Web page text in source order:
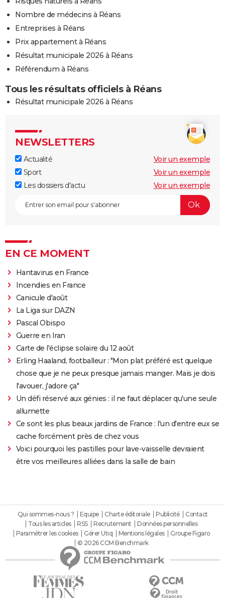
Nombre de médecins à Réans
Entreprises à Réans
Prix appartement à Réans
Résultat municipale 2026 à Réans
Référendum à Réans
Tous les résultats officiels à Réans
Résultat municipale 2026 à Réans
NEWSLETTERS
Actualité
Voir un exemple
Sport
Voir un exemple
Les dossiers d'actu
Voir un exemple
EN CE MOMENT
Hantavirus en France
Incendies en France
Canicule d'août
La Liga sur DAZN
Pascal Obispo
Guerre en Iran
Carte de l'éclipse solaire du 12 août
Erling Haaland, footballeur : "Mon plat préféré est quelque
chose que je ne peux presque jamais manger. Mais je dois
l'avouer, j'adore ça"
Un défi réservé aux génies : il ne faut déplacer qu'une seule
allumette
Ce sont les plus beaux jardins de France : l'un d'entre eux se
cache forcément près de chez vous
Voici pourquoi les pastilles pour lave-vaisselle devraient
être vos meilleures alliées dans la salle de bain
Qui sommes-nous ? Equipe Charte éditoriale Publicité
Contact
Tous les articles
RSS Recrutement
Données personnelles
Paramétrer les cookies
Gérer Utiq Mentions légales
Groupe Figaro
© 2026 CCM Benchmark